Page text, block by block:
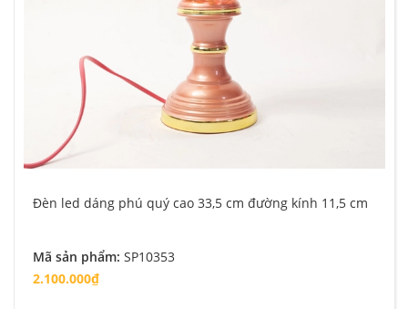
Đèn led dáng phú quý cao 33,5 cm đường kính 11,5 cm
Mã sản phẩm: SP10353
2.100.000₫